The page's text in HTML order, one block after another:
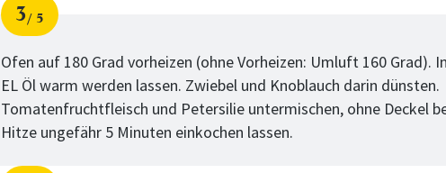
Schritt
3
von
5
Ofen auf 180 Grad vorheizen (ohne Vorheizen: Umluft 160 Grad).
EL Öl warm werden lassen. Zwiebel und Knoblauch darin dünsten.
Tomatenfruchtfleisch und Petersilie untermischen, ohne Deckel
Hitze ungefähr 5 Minuten einkochen lassen.